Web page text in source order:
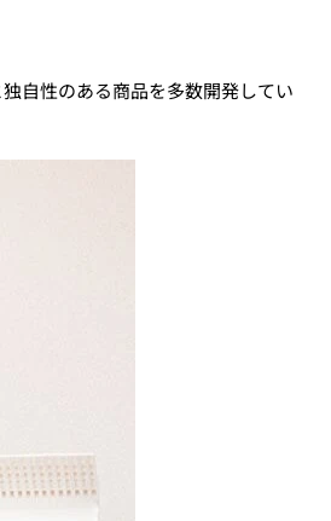
自性のある商品を多数開発してい